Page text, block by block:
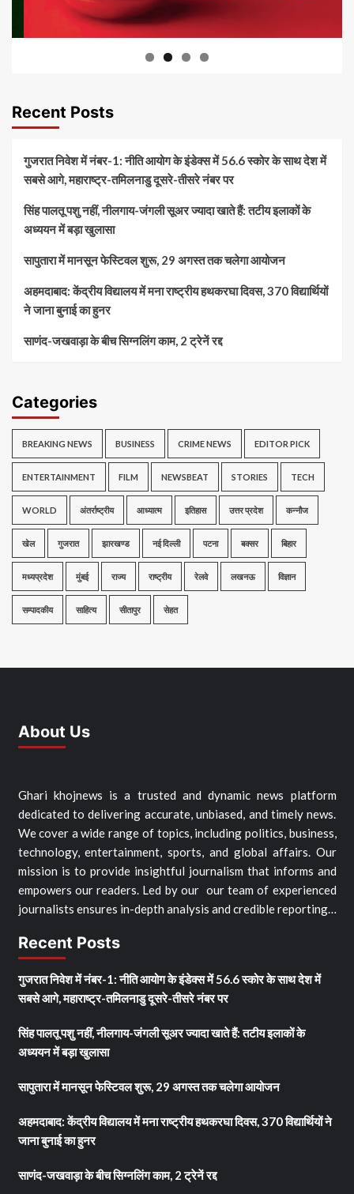
Recent Posts
गुजरात निवेश में नंबर-1: नीति आयोग के इंडेक्स में 56.6 स्कोर के साथ देश में
सबसे आगे, महाराष्ट्र-तमिलनाडु दूसरे-तीसरे नंबर पर
सिंह पालतू पशु नहीं, नीलगाय-जंगली सूअर ज्यादा खाते हैं: तटीय इलाकों के
अध्ययन में बड़ा खुलासा
सापुतारा में मानसून फेस्टिवल शुरू, 29 अगस्त तक चलेगा आयोजन
अहमदाबाद: केंद्रीय विद्यालय में मना राष्ट्रीय हथकरघा दिवस, 370 विद्यार्थियों
ने जाना बुनाई का हुनर
साणंद-जखवाड़ा के बीच सिग्नलिंग काम, 2 ट्रेनें रद्द
Categories
BREAKING NEWS BUSINESS CRIME NEWS EDITOR PICK
ENTERTAINMENT FILM NEWSBEAT STORIES TECH
WORLD अंतर्राष्ट्रीय आध्यात्म इतिहास उत्तर प्रदेश कन्नौज
खेल गुजरात झारखण्ड नई दिल्ली पटना बक्सर बिहार
मध्यप्रदेश मुंबई राज्य राष्ट्रीय रेलवे लखनऊ विज्ञान
सम्पादकीय साहित्य सीतापुर सेहत
About Us
Ghari khojnews is a trusted and dynamic news platform
dedicated to delivering accurate, unbiased, and timely news.
We cover a wide range of topics, including politics, business,
technology, entertainment, sports, and global affairs. Our
mission is to provide insightful journalism that informs and
empowers our readers. Led by our our team of experienced
journalists ensures in-depth analysis and credible reporting…
Recent Posts
गुजरात निवेश में नंबर-1: नीति आयोग के इंडेक्स में 56.6 स्कोर के साथ देश में
सबसे आगे, महाराष्ट्र-तमिलनाडु दूसरे-तीसरे नंबर पर
सिंह पालतू पशु नहीं, नीलगाय-जंगली सूअर ज्यादा खाते हैं: तटीय इलाकों के
अध्ययन में बड़ा खुलासा
सापुतारा में मानसून फेस्टिवल शुरू, 29 अगस्त तक चलेगा आयोजन
अहमदाबाद: केंद्रीय विद्यालय में मना राष्ट्रीय हथकरघा दिवस, 370 विद्यार्थियों ने
जाना बुनाई का हुनर
साणंद-जखवाड़ा के बीच सिग्नलिंग काम, 2 ट्रेनें रद्द